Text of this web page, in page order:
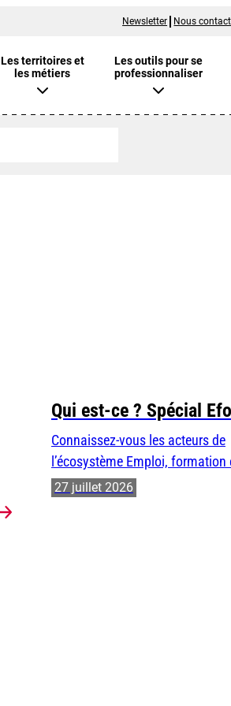
Newsletter Nous
Les territoires et
les métiers
Les outils pour se
professionnaliser
Qui est-ce ? Spécial
Connaissez-vous les acteurs de
l’écosystème Emploi, formation
27 juillet 2026